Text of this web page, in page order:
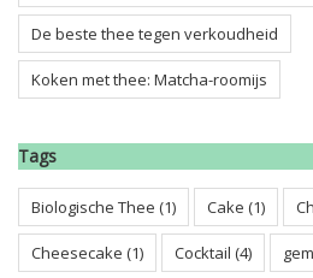
De beste thee tegen verkoudheid
Koken met thee: Matcha-roomijs
Tags
Biologische Thee (1) Cake (1)
Cheesecake (1) Cocktail (4)